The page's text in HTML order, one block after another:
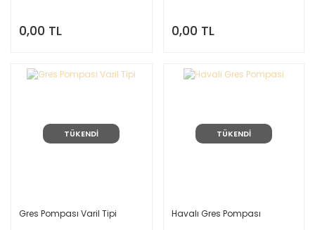
0,00 TL 0,00 TL
TÜKENDİ
Gres Pompası Varil Tipi
TÜKENDİ
Havalı Gres Pompası